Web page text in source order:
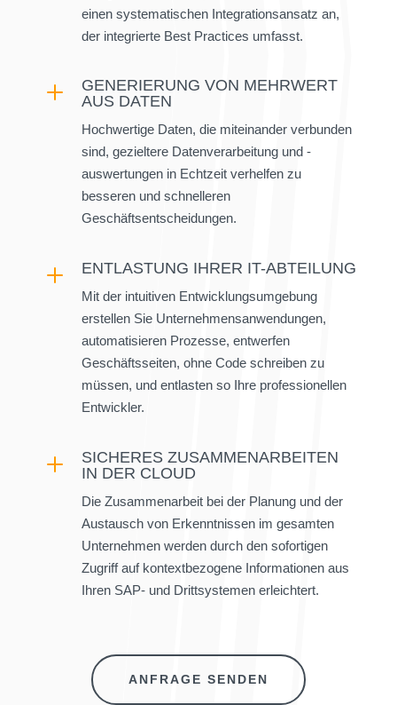
einen systematischen Integrationsansatz an,
der integrierte Best Practices umfasst.
L
GENERIERUNG VON MEHRWERT
AUS DATEN
Hochwertige Daten, die miteinander verbunden
sind, gezieltere Datenverarbeitung und -
auswertungen in Echtzeit verhelfen zu
besseren und schnelleren
Geschäftsentscheidungen.
L ENTLASTUNG IHRER IT-ABTEILUNG
Mit der intuitiven Entwicklungsumgebung
erstellen Sie Unternehmensanwendungen,
automatisieren Prozesse, entwerfen
Geschäftsseiten, ohne Code schreiben zu
müssen, und entlasten so Ihre professionellen
Entwickler.
L
SICHERES ZUSAMMENARBEITEN
IN DER CLOUD
Die Zusammenarbeit bei der Planung und der
Austausch von Erkenntnissen im gesamten
Unternehmen werden durch den sofortigen
Zugriff auf kontextbezogene Informationen aus
Ihren SAP- und Drittsystemen erleichtert.
ANFRAGE SENDEN